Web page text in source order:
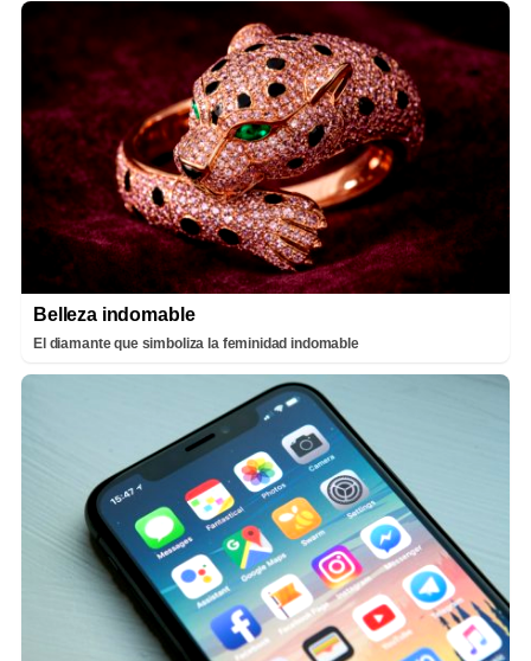
Belleza indomable
El diamante que simboliza la feminidad indomable